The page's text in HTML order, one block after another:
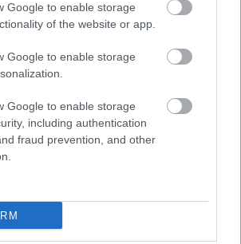
Google to enable storage
of the website or app.
Google to enable storage
Google to enable storage
including authentication
fraud prevention, and other
be!"– írják, miközben minden
és lány szenvedett már el
, élte át a testi autonómiája
Magyarországon. És
egy életen át elkíséri őket.
be!"– írják, miközben szinte nincs
aki 13 éves koráig ne tapasztalta